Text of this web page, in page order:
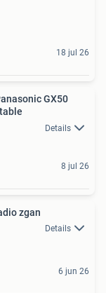
18 jul 26
GX50
Details
8 jul 26
zgan
Details
6 jun 26